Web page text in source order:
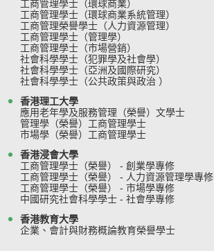
工商管理學士（環球商業）
工商管理學士（環球商業系統管理）
工商管理榮譽學士（人力資源管理）
工商管理學士（管理學）
工商管理學士（市場營銷）
社會科學學士（犯罪學及社會學）
社會科學學士（亞洲及國際研究）
社會科學學士（公共政策與政治 ）
香港理工大學
應用老年學及服務管理（榮譽）文學士
管理學（榮譽）工商管理學士
市場學（榮譽）工商管理學士
香港浸會大學
工商管理學士（榮譽） - 創業學專修
工商管理學士（榮譽） - 人力資源管理學專修
工商管理學士（榮譽） - 市場學專修
中國研究社會科學學士 - 社會學專修
香港教育大學
企業、會計與財務概論教育榮譽學士